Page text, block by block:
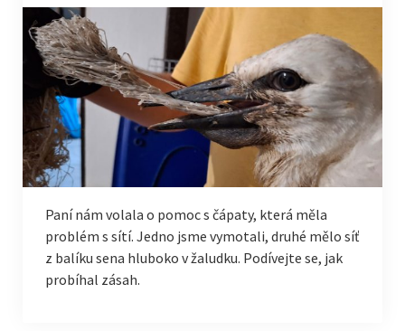
Paní nám volala o pomoc s čápaty, která měla
problém s sítí. Jedno jsme vymotali, druhé mělo síť
z balíku sena hluboko v žaludku. Podívejte se, jak
probíhal zásah.